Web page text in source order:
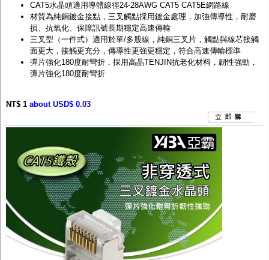
CAT5水晶頭適用導體線徑24-28AWG CAT5 CAT5E網路線
材質為純銅鍍金接點，三叉觸點採用鍍金處理，加強傳導性，耐磨
損、抗氧化、保障訊號長期穩定高速傳輸
三叉型（一件式）適用於單/多股線，純銅三叉片，觸點與線芯接觸
面更大，接觸更充分，傳導性更強更穩定，符合高速傳輸標準
彈片強化180度耐彎折，採用高晶TENJIN抗老化材料，韌性強勁，
彈片強化180度耐彎折
NT$ 1 about USD$ 0.03